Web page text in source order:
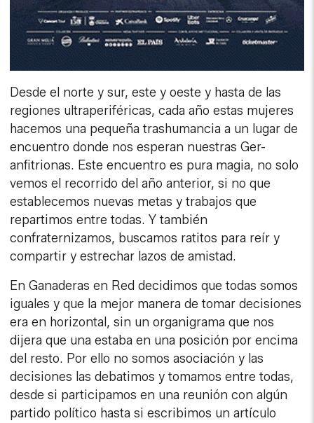
Desde el norte y sur, este y oeste y hasta de las
regiones ultraperiféricas, cada año estas mujeres
hacemos una pequeña trashumancia a un lugar de
encuentro donde nos esperan nuestras Ger-
anfitrionas. Este encuentro es pura magia, no solo
vemos el recorrido del año anterior, si no que
establecemos nuevas metas y trabajos que
repartimos entre todas. Y también
confraternizamos, buscamos ratitos para reír y
compartir y estrechar lazos de amistad.
En Ganaderas en Red decidimos que todas somos
iguales y que la mejor manera de tomar decisiones
era en horizontal, sin un organigrama que nos
dijera que una estaba en una posición por encima
del resto. Por ello no somos asociación y las
decisiones las debatimos y tomamos entre todas,
desde si participamos en una reunión con algún
partido político hasta si escribimos un artículo